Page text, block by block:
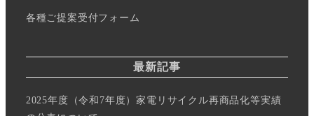
各種ご提案受付フォーム
最新記事
2025年度（令和7年度）家電リサイクル再商品化等実績